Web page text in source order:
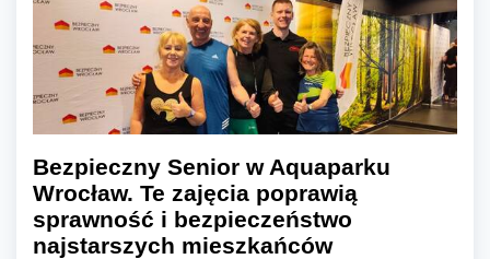
Bezpieczny Senior w Aquaparku
Wrocław. Te zajęcia poprawią
sprawność i bezpieczeństwo
najstarszych mieszkańców